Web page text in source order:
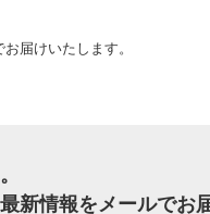
届けいたします。
新情報をメールでお